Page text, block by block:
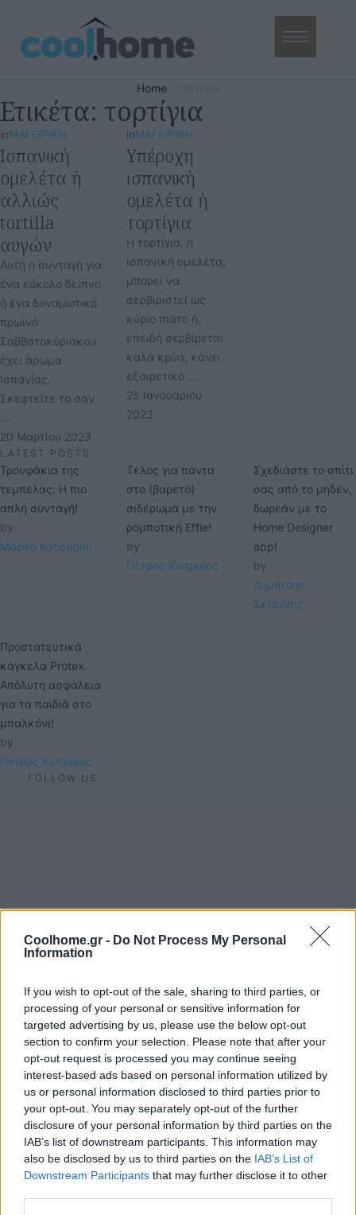
Coolhome.gr - Do Not Process My Personal
Information
If you wish to opt-out of the sale, sharing to third parties, or
processing of your personal or sensitive information for
targeted advertising by us, please use the below opt-out
section to confirm your selection. Please note that after your
opt-out request is processed you may continue seeing
interest-based ads based on personal information utilized by
us or personal information disclosed to third parties prior to
your opt-out. You may separately opt-out of the further
disclosure of your personal information by third parties on the
IAB’s list of downstream participants. This information may
also be disclosed by us to third parties on the IAB’s List of
Downstream Participants that may further disclose it to other
Home
Ετικέτα: τορτίγια
inΜΑΓΕΙΡΙΚΗ
Ισπανική
ομελέτα ή
αλλιώς
tortilla
αυγών
Αυτή η συνταγή για
ένα εύκολο δείπνο
ή ένα δυναμωτικό
πρωινό
Σαββατοκύριακου
έχει άρωμα
Ισπανίας.
Σκεφτείτε το σαν
…
20 Μαρτίου 2023
inΜΑΓΕΙΡΙΚΗ
Υπέροχη
ισπανική
ομελέτα ή
τορτίγια
Η τορτίγια, ή
ισπανική ομελέτα,
μπορεί να
σερβιριστεί ως
κύριο πιάτο ή,
επειδή σερβίρεται
καλά κρύα, κάνει
εξαιρετικό …
25 Ιανουαρίου
2023
LATEST POSTS
Τρουφάκια της
τεμπέλας: Η πιο
απλή συνταγή!
by
Μάρθα Κατσαρού
Τέλος για πάντα
στο (βαρετό)
σιδέρωμα με την
ρομποτική Effie!
by
Πέτρος Κυπραίος
Σχεδιάστε το σπίτι
σας από το μηδέν,
δωρεάν με το
Home Designer
app!
by
Δημήτρης
Σκιάννης
Προστατευτικά
κάγκελα Protex.
Απόλυτη ασφάλεια
για τα παιδιά στο
μπαλκόνι!
by
Πέτρος Κυπραίος
FOLLOW US